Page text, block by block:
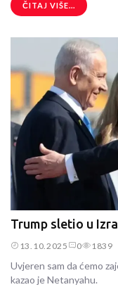
ČITAJ VIŠE...
Trump sletio u
13.10.2025 0 1839
Uvjeren sam da ćemo
kazao je Netanyahu.